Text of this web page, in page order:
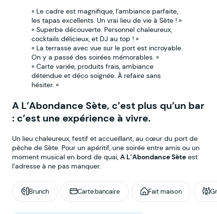
« Le cadre est magnifique, l’ambiance parfaite,
les tapas excellents. Un vrai lieu de vie à Sète ! »
« Superbe découverte. Personnel chaleureux,
cocktails délicieux, et DJ au top ! »
« La terrasse avec vue sur le port est incroyable.
On y a passé des soirées mémorables. »
« Carte variée, produits frais, ambiance
détendue et déco soignée. À refaire sans
hésiter. »
A L’Abondance Sète, c’est plus qu’un bar
: c’est une expérience à vivre.
Un lieu chaleureux, festif et accueillant, au cœur du port de
pêche de Sète. Pour un apéritif, une soirée entre amis ou un
moment musical en bord de quai, A L’Abondance Sète est
l’adresse à ne pas manquer.
Brunch Carte bancaire Fait maison